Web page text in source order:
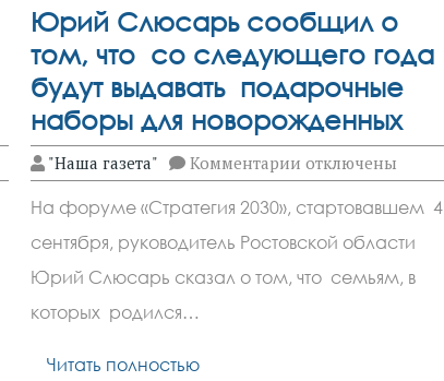
Дона
Юрий Слюсарь сообщил о
том, что со следующего года
будут выдавать подарочные
наборы для новорожденных
"Наша газета" Комментарии к
записи
Слюсарь
сообщил
о
том,
что
отключены
На форуме «Стратегия 2030», стартовавшем 4
сентября, руководитель Ростовской области
Юрий Слюсарь сказал о том, что семьям, в
которых родился…
Читать полностью